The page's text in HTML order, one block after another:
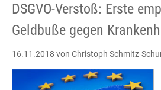
DSGVO-Verstoß: Erste
Geldbuße gegen
16.11.2018 von Christoph Schmitz-